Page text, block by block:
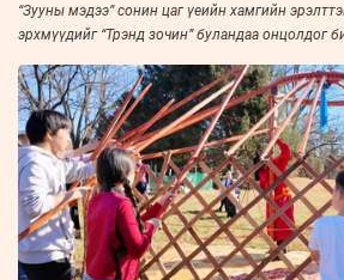
“Зууны мэдээ” сонин цаг үеийн хамгийн
эрхмүүдийг “Трэнд зочин” буландаа онцолдог
доктор, профессор Д.Заяабаатарыг урьж,